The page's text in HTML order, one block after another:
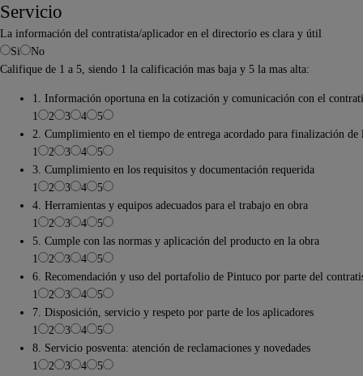
Servicio
La información del contratista/aplicador en el directorio es clara y útil
Si
No
Califique de 1 a 5, siendo 1 la calificación mas baja y 5 la mas alta:
1. Información oportuna en la cotización y comunicación con el
1
2 3 4
5
2. Cumplimiento en el tiempo de entrega acordado para finalización de
1
2 3 4
5
3. Cumplimiento en los requisitos y documentación requerida
1
2 3 4
5
4. Herramientas y equipos adecuados para el trabajo en obra
1
2 3 4
5
5. Cumple con las normas y aplicación del producto en la obra
1
2 3 4
5
6. Recomendación y uso del portafolio de Pintuco por parte del
1
2 3 4
5
7. Disposición, servicio y respeto por parte de los aplicadores
1
2 3 4
5
8. Servicio posventa: atención de reclamaciones y novedades
1
2 3 4
5